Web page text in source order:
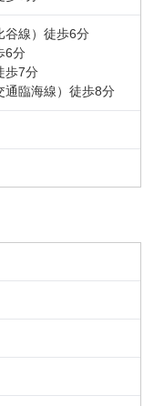
谷線） 徒歩6分
6分
歩7分
通臨海線） 徒歩8分